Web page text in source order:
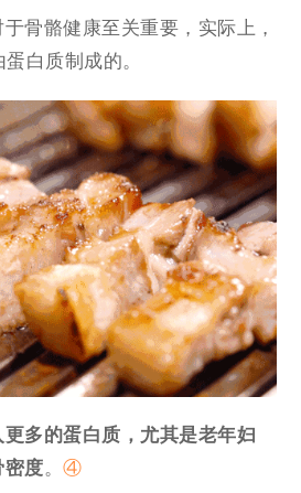
骨骼健康至关重要，实际上，
白质制成的。
更多的蛋白质，尤其是老年妇
密度。④